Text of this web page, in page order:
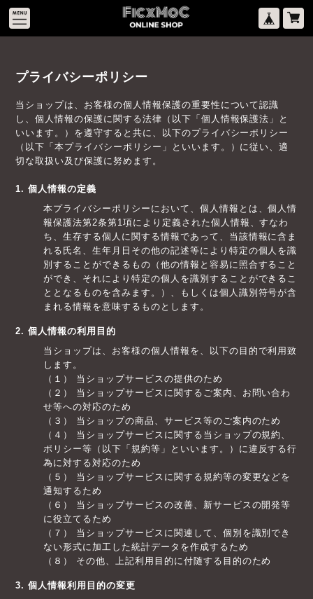
プライバシーポリシー
当ショップは、お客様の個人情報保護の重要性について認識
し、個人情報の保護に関する法律（以下「個人情報保護法」と
いいます。）を遵守すると共に、以下のプライバシーポリシー
（以下「本プライバシーポリシー」といいます。）に従い、適
切な取扱い及び保護に努めます。
1. 個人情報の定義
本プライバシーポリシーにおいて、個人情報とは、個人情
報保護法第2条第1項により定義された個人情報、すなわ
ち、生存する個人に関する情報であって、当該情報に含ま
れる氏名、生年月日その他の記述等により特定の個人を識
別することができるもの（他の情報と容易に照合すること
ができ、それにより特定の個人を識別することができるこ
ととなるものを含みます。）、もしくは個人識別符号が含
まれる情報を意味するものとします。
2. 個人情報の利用目的
当ショップは、お客様の個人情報を、以下の目的で利用致
します。
（１） 当ショップサービスの提供のため
（２） 当ショップサービスに関するご案内、お問い合わ
せ等への対応のため
（３） 当ショップの商品、サービス等のご案内のため
（４） 当ショップサービスに関する当ショップの規約、
ポリシー等（以下「規約等」といいます。）に違反する行
為に対する対応のため
（５） 当ショップサービスに関する規約等の変更などを
通知するため
（６） 当ショップサービスの改善、新サービスの開発等
に役立てるため
（７） 当ショップサービスに関連して、個別を識別でき
ない形式に加工した統計データを作成するため
（８） その他、上記利用目的に付随する目的のため
3. 個人情報利用目的の変更